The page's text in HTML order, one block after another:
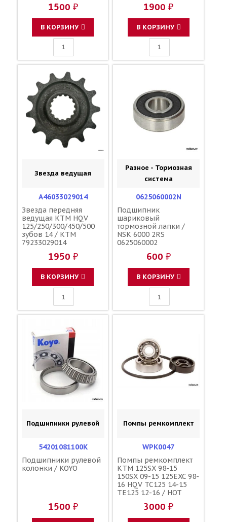
1500 ₽
В КОРЗИНУ
1900 ₽
В КОРЗИНУ
Звезда ведущая
A46033029014
Звезда передняя
ведущая KTM HQV
125/250/300/450/500
зубов 14 / KTM
79233029014
1950 ₽
В КОРЗИНУ
Разное - Тормозная
система
0625060002N
Подшипник
шариковый
тормозной лапки /
NSK 6000 2RS
0625060002
600 ₽
В КОРЗИНУ
Подшипники рулевой
54201081100K
Подшипники рулевой
колонки / KOYO
1500 ₽
Помпы ремкомплект
WPK0047
Помпы ремкомплект
KTM 125SX 98-15
150SX 09-15 125EXC 98-
16 HQV TC125 14-15
TE125 12-16 / HOT
3000 ₽